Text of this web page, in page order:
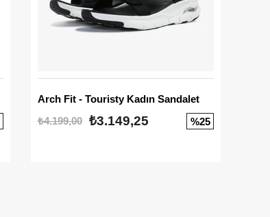
Arch Fit - Touristy Kadın Sandalet
₺4.199,00
₺3.149,25 %25